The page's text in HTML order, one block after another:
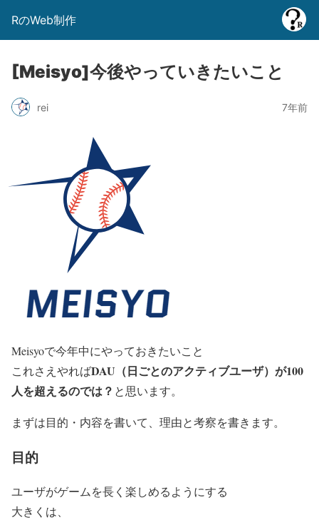
RのWeb制作
[Meisyo]今後やっていきたいこと
rei 7年前
Meisyoで今年中にやっておきたいこと
これさえやればDAU（日ごとのアクティブユーザ）が100
人を超えるのでは？ と思います。
まずは目的・内容を書いて、理由と考察を書きます。
目的
ユーザがゲームを長く楽しめるようにする
大きくは、